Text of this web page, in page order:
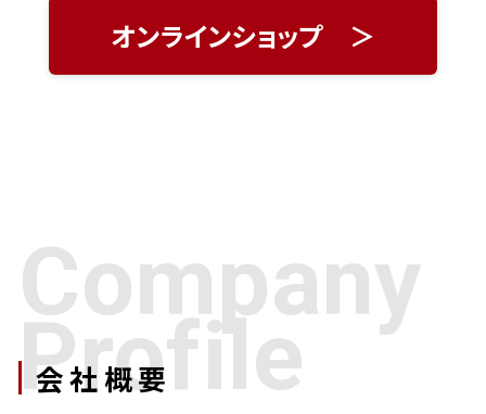
オンラインショップ ＞
Company
Profile
会社概要